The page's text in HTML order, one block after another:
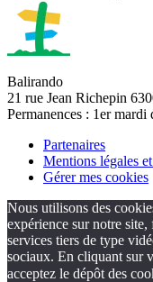
Balirando
21 rue Jean Richepin
Permanences : 1er
Partenaires
Mentions légales
Gérer mes cookies
Nous utilisons des
expérience sur notre site,
services tiers de type
sociaux. En cliquant sur
acceptez le dépôt des